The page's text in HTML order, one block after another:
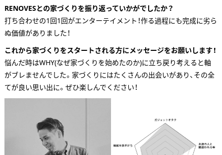
RENOVESとの家づくりを振り返っていかがでしたか？
打ち合わせの1回1回がエンターテイメント！作る過程にも完成に劣ら
ぬ価値がありました！
これから家づくりをスタートされる方にメッセージをお願いします！
悩んだ時はWHY(なぜ家づくりを始めたのか)に立ち戻り考えると軸
がブレませんでした。家づくりにはたくさんの出会いがあり、その全
てが良い思い出に。ぜひ楽しんでください！